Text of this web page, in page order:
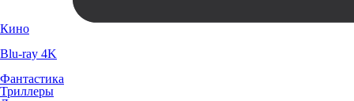
Кино
Blu-ray 4K
Фантастика
Триллеры